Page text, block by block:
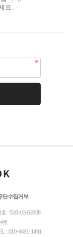
요.
단수집거부
: 520-03-02008
호
: 010-6481-1491